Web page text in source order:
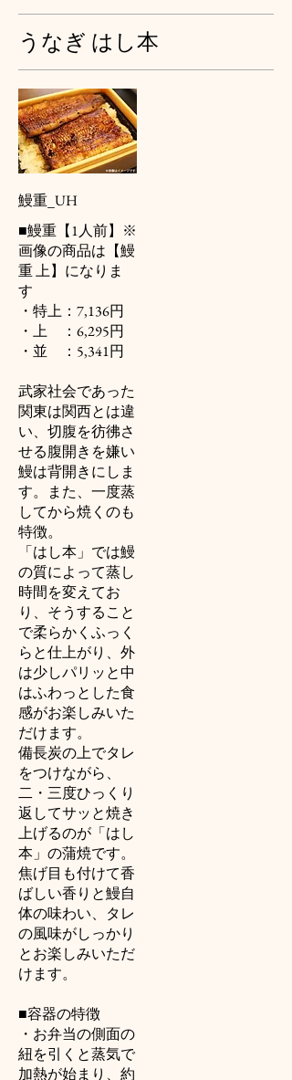
うなぎ はし本
鰻重_UH
■鰻重【1人前】※
画像の商品は【鰻
重 上】になりま
す
・特上：7,136円
・上 ：6,295円
・並 ：5,341円
武家社会であった
関東は関西とは違
い、切腹を彷彿さ
せる腹開きを嫌い
鰻は背開きにしま
す。また、一度蒸
してから焼くのも
特徴。
「はし本」では鰻
の質によって蒸し
時間を変えてお
り、そうすること
で柔らかくふっく
らと仕上がり、外
は少しパリッと中
はふわっとした食
感がお楽しみいた
だけます。
備長炭の上でタレ
をつけながら、
二・三度ひっくり
返してサッと焼き
上げるのが「はし
本」の蒲焼です。
焦げ目も付けて香
ばしい香りと鰻自
体の味わい、タレ
の風味がしっかり
とお楽しみいただ
けます。
■容器の特徴
・お弁当の側面の
紐を引くと蒸気で
加熱が始まり、約